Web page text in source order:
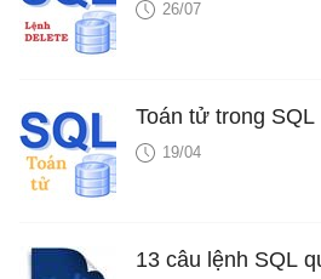
26/07
Toán tử trong SQL
19/04
13 câu lệnh SQL